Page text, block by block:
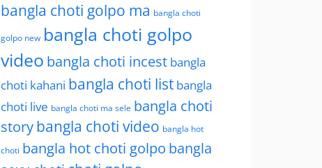
bangla choti golpo ma bangla choti
golpo new bangla choti golpo
video bangla choti incest bangla
choti kahani bangla choti list bangla
choti live bangla choti ma sele bangla choti
storybangla choti video bangla hot
choti bangla hot choti golpo bangla